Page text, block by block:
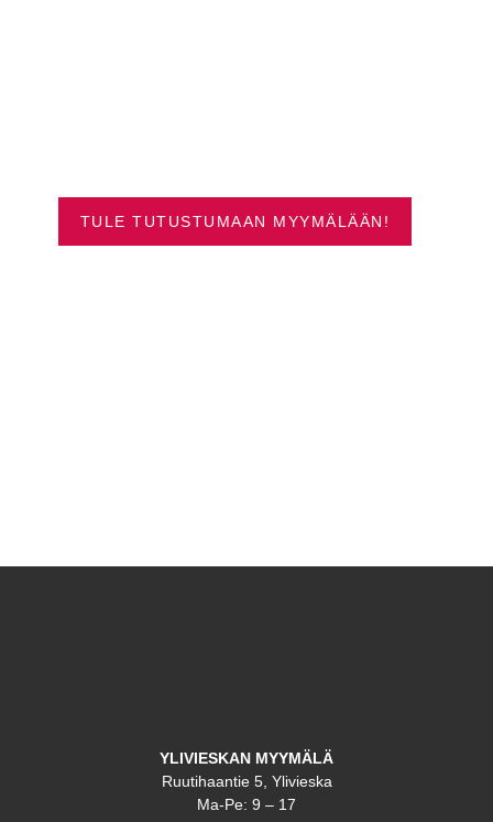
TULE TUTUSTUMAAN MYYMÄLÄÄN!
YLIVIESKAN MYYMÄLÄ
Ruutihaantie 5, Ylivieska
Ma-Pe: 9 – 17